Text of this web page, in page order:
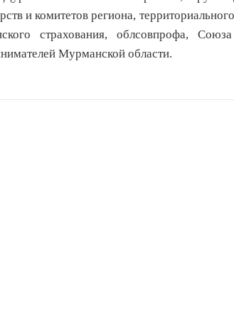
и комитетов региона,
страхования, облсовпрофа,
Мурманской области.